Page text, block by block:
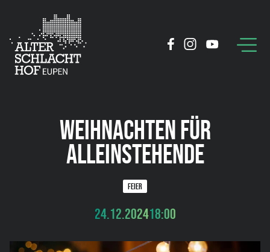
WEIHNACHTEN FÜR
ALLEINSTEHENDE
FEIER
24.12.202418:00